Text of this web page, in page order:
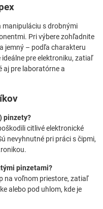
manipuláciu s drobnými
Pri výbere zohľadnite
jemný – podľa charakteru
pre elektroniku, zatiaľ
aj pre laboratórne a
pinzety?
citlivé elektronické
nevyhnutné pri práci s čipmi,
pinzetami?
na voľnom priestore, zatiaľ
alebo pod uhlom, kde je